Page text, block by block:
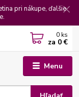
pri nákupe, ďalšie
Menu
0 ks
za 0 €